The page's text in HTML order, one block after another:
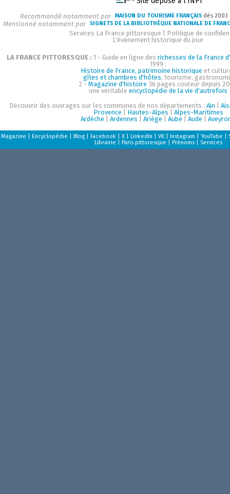
Recommandé notamment par MAISON DU TOURISME FRANÇAIS dès
Mentionné notamment par SIGNETS DE LA BIBLIOTHÈQUE NATIONALE DE
Services La France pittoresque
Politique de
L'événement historique du jour
LA FRANCE PITTORESQUE : 1 - Guide en ligne des richesses de la France
1999 :
Histoire de France, patrimoine historique et
gîtes et chambres d'hôtes, tourisme,
2 - Magazine d'histoire 36 pages couleur depuis
une véritable encyclopédie de la vie d'autrefois
Découvrir des ouvrages sur les communes de nos départements : Ain
Provence
Hautes-Alpes
Alpes-Maritimes
Ardèche
Ardennes Ariège Aube Aude
Magazine Encyclopédie Blog| Facebook| X| LinkedIn VK| Instagram YouTube
Librairie
Paris pittoresque Prénoms| Services